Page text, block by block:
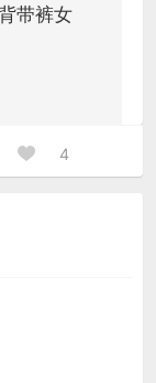
带裤女
4